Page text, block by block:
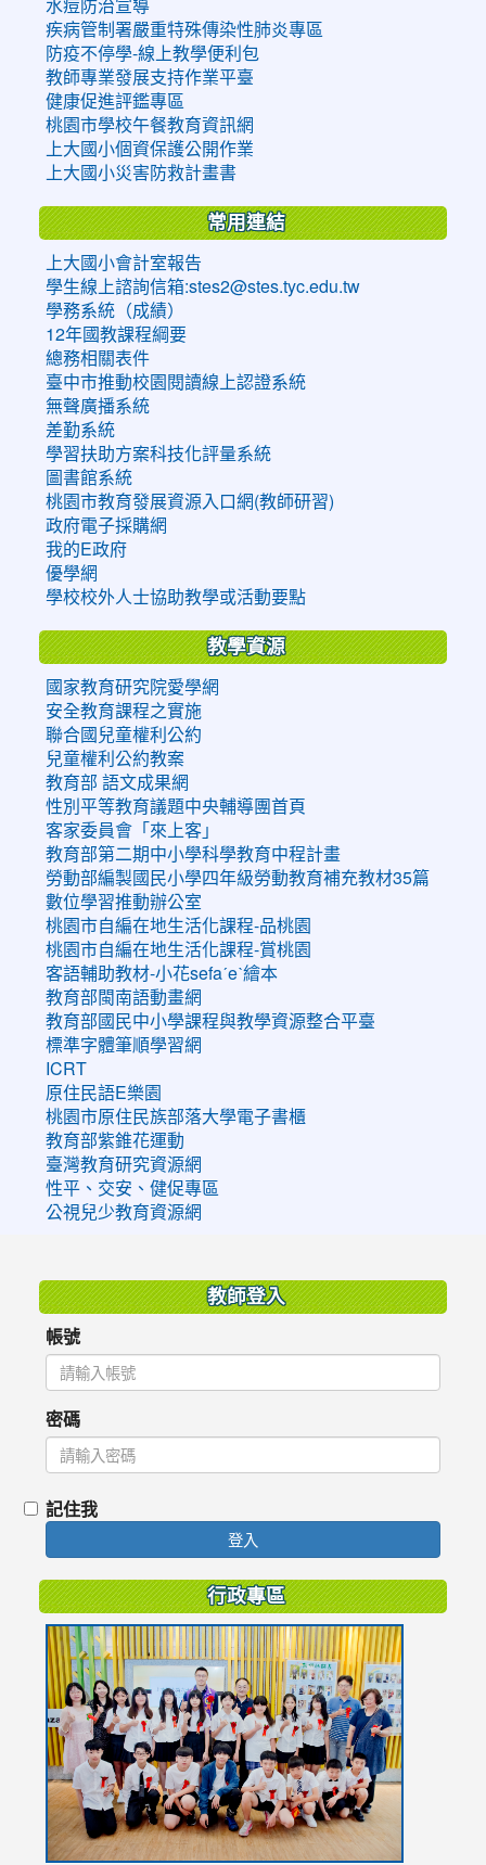
水痘防治宣導
疾病管制署嚴重特殊傳染性肺炎專區
防疫不停學-線上教學便利包
教師專業發展支持作業平臺
健康促進評鑑專區
桃園市學校午餐教育資訊網
上大國小個資保護公開作業
上大國小災害防救計畫書
常用連結
上大國小會計室報告
學生線上諮詢信箱:stes2@stes.tyc.edu.tw
學務系統（成績）
12年國教課程綱要
總務相關表件
臺中市推動校園閱讀線上認證系統
無聲廣播系統
差勤系統
學習扶助方案科技化評量系統
圖書館系統
桃園市教育發展資源入口網(教師研習)
政府電子採購網
我的E政府
優學網
學校校外人士協助教學或活動要點
教學資源
國家教育研究院愛學網
安全教育課程之實施
聯合國兒童權利公約
兒童權利公約教案
教育部 語文成果網
性別平等教育議題中央輔導團首頁
客家委員會「來上客」
教育部第二期中小學科學教育中程計畫
勞動部編製國民小學四年級勞動教育補充教材35篇
數位學習推動辦公室
桃園市自編在地生活化課程-品桃園
桃園市自編在地生活化課程-賞桃園
客語輔助教材-小花sefaˊeˋ繪本
教育部閩南語動畫網
教育部國民中小學課程與教學資源整合平臺
標準字體筆順學習網
ICRT
原住民語E樂園
桃園市原住民族部落大學電子書櫃
教育部紫錐花運動
臺灣教育研究資源網
性平、交安、健促專區
公視兒少教育資源網
教師登入
帳號
密碼
記住我
登入
行政專區